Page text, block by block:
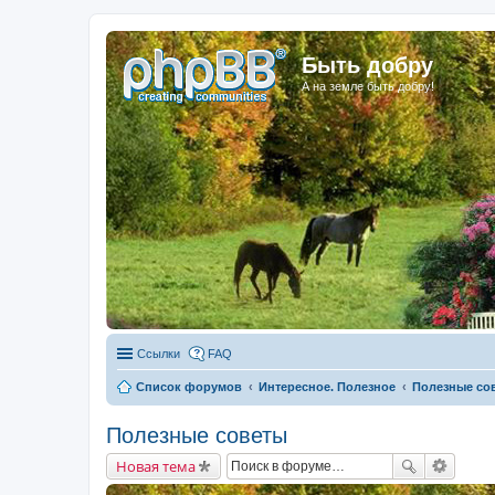
Быть добру
А на земле быть добру!
Ссылки FAQ
Список форумов Интересное. Полезное Полезные
Полезные советы
Новая тема